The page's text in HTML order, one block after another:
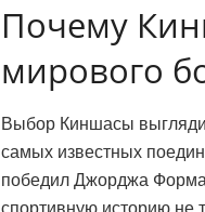
Почему
мирового
Выбор Киншасы
самых известных
победил Джорджа
спортивную историю не